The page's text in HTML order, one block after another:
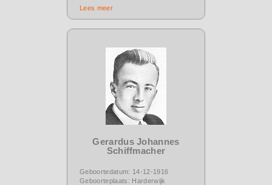
Lees meer
Gerardus Johannes
Schiffmacher
Geboortedatum: 14-12-1916
Geboorteplaats: Harderwijk